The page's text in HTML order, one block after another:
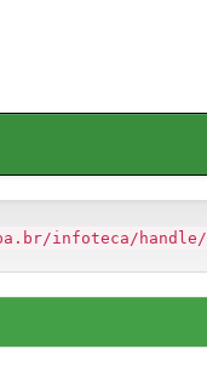
infoteca/handle/